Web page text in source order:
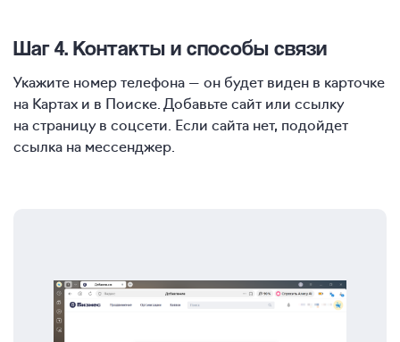
Шаг 4. Контакты и способы связи
Укажите номер телефона — он будет виден в карточке
на Картах и в Поиске. Добавьте сайт или ссылку
на страницу в соцсети. Если сайта нет, подойдет
ссылка на мессенджер.